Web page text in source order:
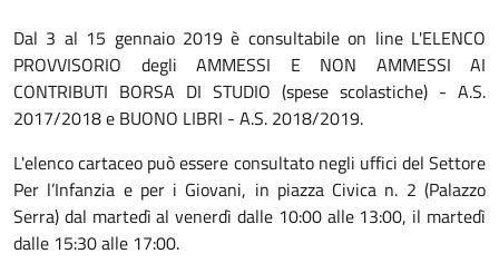
Dal 3 al 15 gennaio 2019 è consultabile on line L'ELENCO
PROVVISORIO degli AMMESSI E NON AMMESSI AI
CONTRIBUTI BORSA DI STUDIO (spese scolastiche) - A.S.
2017/2018 e BUONO LIBRI - A.S. 2018/2019.
L'elenco cartaceo può essere consultato negli uffici del Settore
Per l’Infanzia e per i Giovani, in piazza Civica n. 2 (Palazzo
Serra) dal martedì al venerdì dalle 10:00 alle 13:00, il martedì
dalle 15:30 alle 17:00.